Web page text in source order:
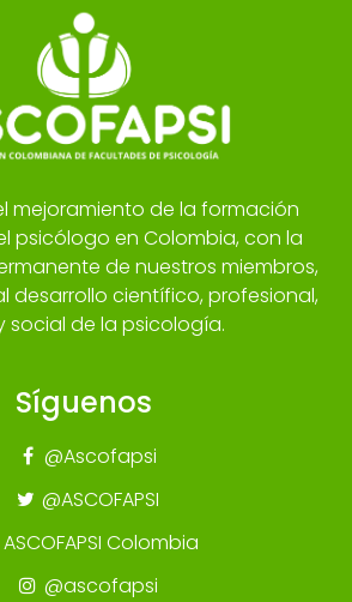
mejoramiento de la formación
psicólogo en Colombia, con la
de nuestros miembros,
desarrollo científico, profesional,
social de la psicología.
Síguenos
@Ascofapsi
@ASCOFAPSI
ASCOFAPSI Colombia
@ascofapsi